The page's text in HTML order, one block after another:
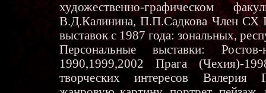
художественно-графическом
В.Д.Калинина, П.П.Садкова Член СХ
выставок с 1987 года: зональных,
Персональные выставки:
1990,1999,2002 Прага (Чехия)-
творческих интересов Валерия